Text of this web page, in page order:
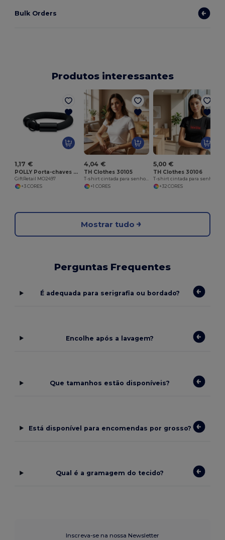
Bulk Orders
Produtos interessantes
1,17 €
POLLY Porta-chaves flutuante
GiftRetail MO2497
+3 CORES
4,04 €
TH Clothes 30105
T-shirt cintada para senhora em algodão. Cor branca
+1 CORES
5,00 €
TH Clothes 30106
+32 CORES
Mostrar tudo
Perguntas Frequentes
É adequada para serigrafia ou bordado?
Encolhe após a lavagem?
Que tamanhos estão disponíveis?
Está disponível para encomendas por grosso?
Qual é a gramagem do tecido?
Inscreva-se na nossa Newsletter